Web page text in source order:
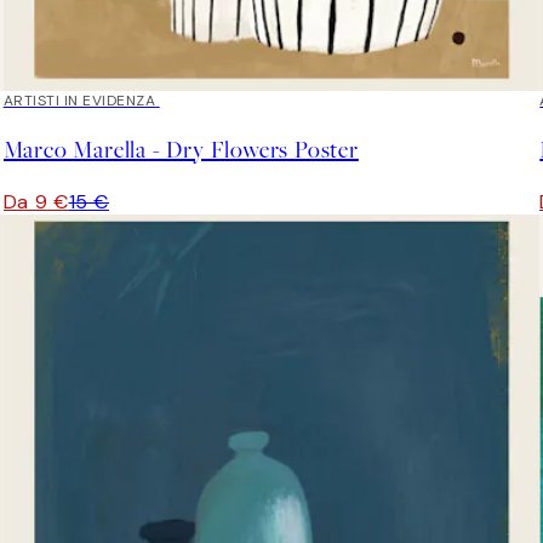
40%*
ARTISTI IN EVIDENZA
Marco Marella - Dry Flowers Poster
Da 9 €15 €